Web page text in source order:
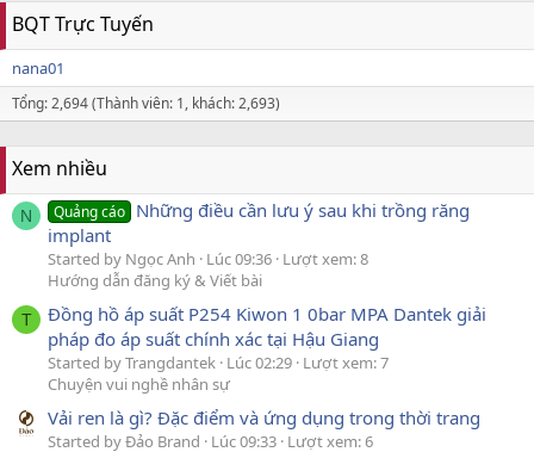
BQT Trực Tuyến
nana01
Tổng: 2,694 (Thành viên: 1, khách: 2,693)
Xem nhiều
N Quảng cáo Những điều cần lưu ý sau khi trồng răng
implant
Started by Ngọc Anh Lúc 09:36 Lượt xem: 8
Hướng dẫn đăng ký & Viết bài
T
Đồng hồ áp suất P254 Kiwon 1 0bar MPA Dantek giải
pháp đo áp suất chính xác tại Hậu Giang
Started by Trangdantek Lúc 02:29 Lượt xem: 7
Chuyện vui nghề nhân sự
Vải ren là gì? Đặc điểm và ứng dụng trong thời trang
Started by Đảo Brand Lúc 09:33 Lượt xem: 6